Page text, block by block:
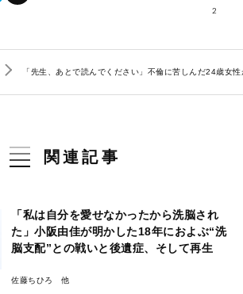
2
「先生、あとで読んでください」不倫に苦しんだ24歳女
関連記事
「私は自分を愛せなかったから洗脳され
た」小阪由佳が明かした18年におよぶ“洗
脳支配”との戦いと後遺症、そして再生
佐藤ちひろ